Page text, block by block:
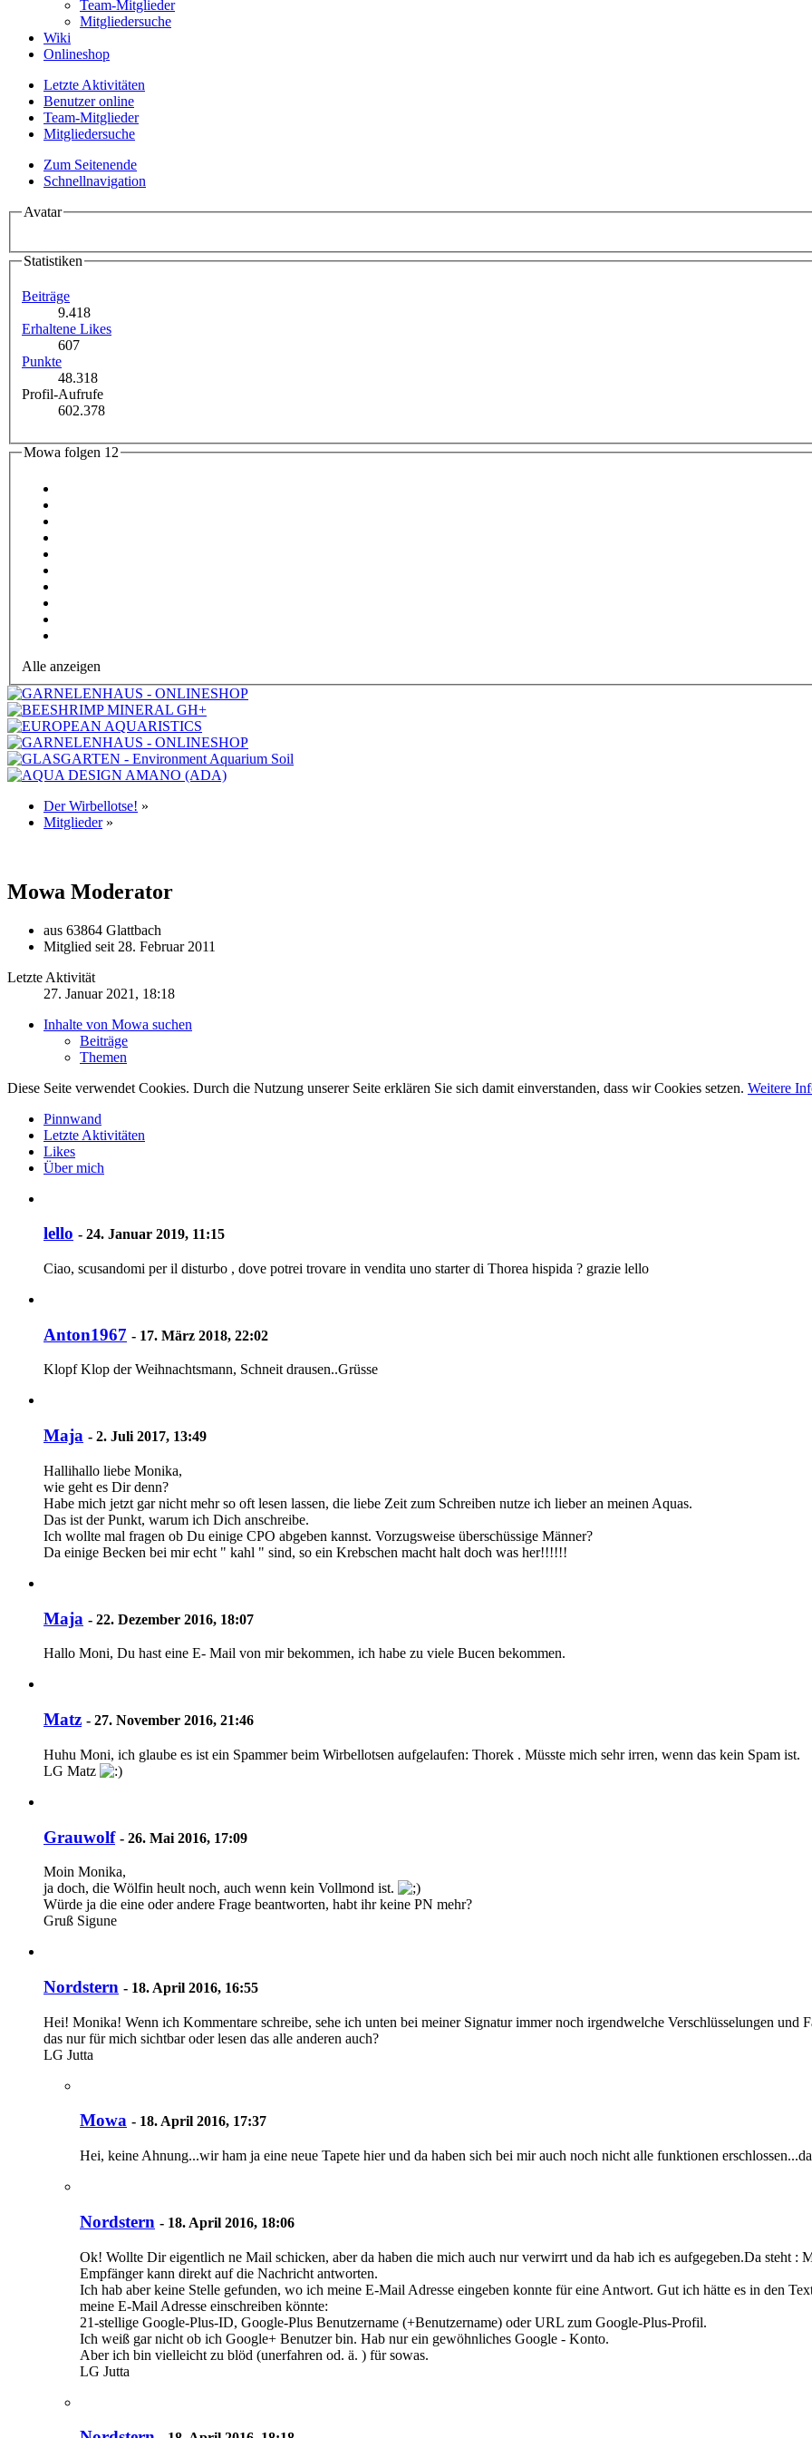
Team-Mitglieder
Mitgliedersuche
Wiki
Onlineshop
Letzte Aktivitäten
Benutzer online
Team-Mitglieder
Mitgliedersuche
Zum Seitenende
Schnellnavigation
Avatar
Statistiken
Beiträge
9.418
Erhaltene Likes
607
Punkte
48.318
Profil-Aufrufe
602.378
Mowa folgen 12
Alle anzeigen
Der Wirbellotse! »
Mitglieder »
Mowa Moderator
aus 63864 Glattbach
Mitglied seit 28. Februar 2011
Letzte Aktivität
27. Januar 2021, 18:18
Inhalte von Mowa suchen
Beiträge
Themen
Diese Seite verwendet Cookies. Durch die Nutzung unserer Seite erklären Sie sich damit einverstanden, dass wir Cookies setzen. Weitere
Pinnwand
Letzte Aktivitäten
Likes
Über mich
lello - 24. Januar 2019, 11:15
Ciao, scusandomi per il disturbo , dove potrei trovare in vendita uno starter di Thorea hispida ? grazie lello
Anton1967 - 17. März 2018, 22:02
Klopf Klop der Weihnachtsmann, Schneit drausen..Grüsse
Maja - 2. Juli 2017, 13:49
Hallihallo liebe Monika,
wie geht es Dir denn?
Habe mich jetzt gar nicht mehr so oft lesen lassen, die liebe Zeit zum Schreiben nutze ich lieber an meinen Aquas.
Das ist der Punkt, warum ich Dich anschreibe.
Ich wollte mal fragen ob Du einige CPO abgeben kannst. Vorzugsweise überschüssige Männer?
Da einige Becken bei mir echt " kahl " sind, so ein Krebschen macht halt doch was her!!!!!!
Maja - 22. Dezember 2016, 18:07
Hallo Moni, Du hast eine E- Mail von mir bekommen, ich habe zu viele Bucen bekommen.
Matz - 27. November 2016, 21:46
Huhu Moni, ich glaube es ist ein Spammer beim Wirbellotsen aufgelaufen: Thorek . Müsste mich sehr irren, wenn das kein Spam ist.
LG Matz
Grauwolf - 26. Mai 2016, 17:09
Moin Monika,
ja doch, die Wölfin heult noch, auch wenn kein Vollmond ist.
Würde ja die eine oder andere Frage beantworten, habt ihr keine PN mehr?
Gruß Sigune
Nordstern - 18. April 2016, 16:55
Hei! Monika! Wenn ich Kommentare schreibe, sehe ich unten bei meiner Signatur immer noch irgendwelche Verschlüsselungen und
das nur für mich sichtbar oder lesen das alle anderen auch?
LG Jutta
Mowa - 18. April 2016, 17:37
Hei, keine Ahnung...wir ham ja eine neue Tapete hier und da haben sich bei mir auch noch nicht alle funktionen
Nordstern - 18. April 2016, 18:06
Ok! Wollte Dir eigentlich ne Mail schicken, aber da haben die mich auch nur verwirrt und da hab ich es aufgegeben.Da steht :
Empfänger kann direkt auf die Nachricht antworten.
Ich hab aber keine Stelle gefunden, wo ich meine E-Mail Adresse eingeben konnte für eine Antwort. Gut ich hätte es in den
meine E-Mail Adresse einschreiben könnte:
21-stellige Google-Plus-ID, Google-Plus Benutzername (+Benutzername) oder URL zum Google-Plus-Profil.
Ich weiß gar nicht ob ich Google+ Benutzer bin. Hab nur ein gewöhnliches Google - Konto.
Aber ich bin vielleicht zu blöd (unerfahren od. ä. ) für sowas.
LG Jutta